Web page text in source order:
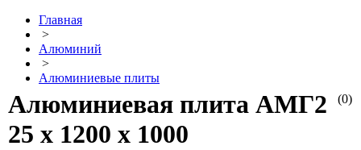
Главная
>
Алюминий
>
Алюминиевые плиты
(0)
Алюминиевая плита АМГ2
25 х 1200 х 1000